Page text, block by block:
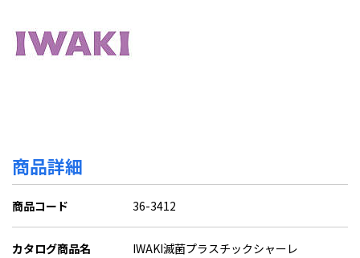
商品詳細
商品コード 36-3412
カタログ商品名 IWAKI滅菌プラスチックシャーレ